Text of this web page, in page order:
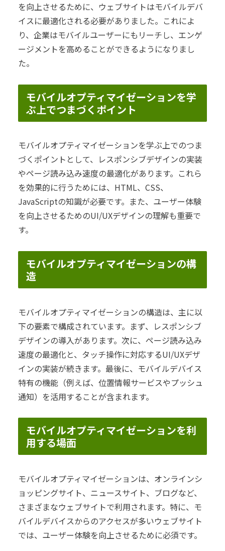
を向上させるために、ウェブサイトはモバイルデバ
イスに最適化される必要がありました。これによ
り、企業はモバイルユーザーにもリーチし、エンゲ
ージメントを高めることができるようになりまし
た。
モバイルオプティマイゼーションを学
ぶ上でつまづくポイント
モバイルオプティマイゼーションを学ぶ上でのつま
づくポイントとして、レスポンシブデザインの実装
やページ読み込み速度の最適化があります。これら
を効果的に行うためには、HTML、CSS、
JavaScriptの知識が必要です。また、ユーザー体験
を向上させるためのUI/UXデザインの理解も重要で
す。
モバイルオプティマイゼーションの構
造
モバイルオプティマイゼーションの構造は、主に以
下の要素で構成されています。まず、レスポンシブ
デザインの導入があります。次に、ページ読み込み
速度の最適化と、タッチ操作に対応するUI/UXデザ
インの実装が続きます。最後に、モバイルデバイス
特有の機能（例えば、位置情報サービスやプッシュ
通知）を活用することが含まれます。
モバイルオプティマイゼーションを利
用する場面
モバイルオプティマイゼーションは、オンラインシ
ョッピングサイト、ニュースサイト、ブログなど、
さまざまなウェブサイトで利用されます。特に、モ
バイルデバイスからのアクセスが多いウェブサイト
では、ユーザー体験を向上させるために必須です。